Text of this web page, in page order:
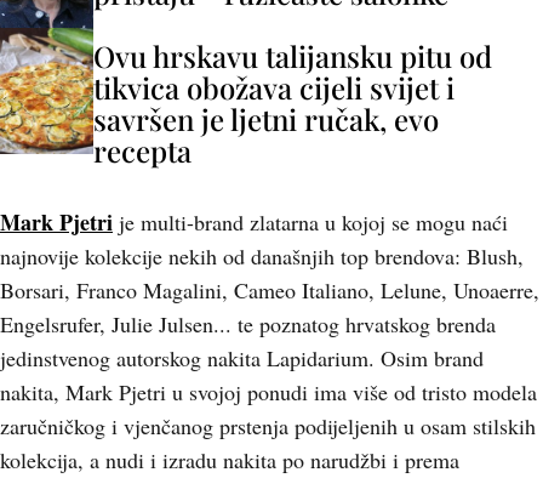
Ovu hrskavu talijansku pitu od
tikvica obožava cijeli svijet i
savršen je ljetni ručak, evo
recepta
Mark Pjetri je multi-brand zlatarna u kojoj se mogu naći
najnovije kolekcije nekih od današnjih top brendova: Blush,
Borsari, Franco Magalini, Cameo Italiano, Lelune, Unoaerre,
Engelsrufer, Julie Julsen... te poznatog hrvatskog brenda
jedinstvenog autorskog nakita Lapidarium. Osim brand
nakita, Mark Pjetri u svojoj ponudi ima više od tristo modela
zaručničkog i vjenčanog prstenja podijeljenih u osam stilskih
kolekcija, a nudi i izradu nakita po narudžbi i prema